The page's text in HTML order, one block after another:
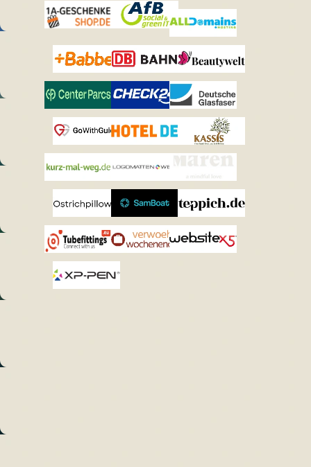
Menü überspringen
1a-
Geschenkeshop
AfB
All Domains
Babbel bahn.de Beautywelt
Center
Parcs
CHECK24
Deutsche
Glasfaser
GoWithGuide HOTEL.de
Kassis
Geschenkartikel
kurz-mal-
weg
Matten
Maren
Ostrichpillow SAMBOAT Teppich.de
Tubefittings.euVerwoehnwochenende.de
Website X5
XPPen